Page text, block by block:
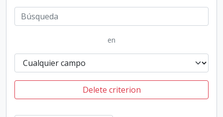
en
Delete criterion